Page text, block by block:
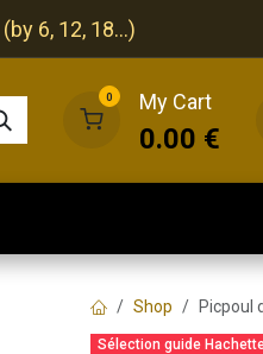
6, 12, 18...)
0 My Cart
0.00 €
Shop Picpoul
Sélection guide